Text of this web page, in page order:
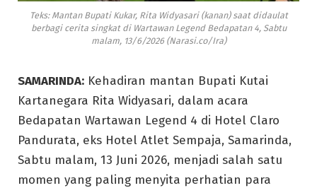
Teks: Mantan Bupati Kukar, Rita Widyasari (kanan) saat didaulat
berbagi cerita singkat di Wartawan Legend Bedapatan 4, Sabtu
malam, 13/6/2026 (Narasi.co/Ira)
SAMARINDA: Kehadiran mantan Bupati Kutai
Kartanegara Rita Widyasari, dalam acara
Bedapatan Wartawan Legend 4 di Hotel Claro
Pandurata, eks Hotel Atlet Sempaja, Samarinda,
Sabtu malam, 13 Juni 2026, menjadi salah satu
momen yang paling menyita perhatian para